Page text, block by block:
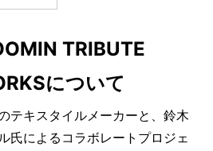
TRIBUTE
について
テキスタイルメーカーと、鈴木
氏によるコラボレートプロジェ